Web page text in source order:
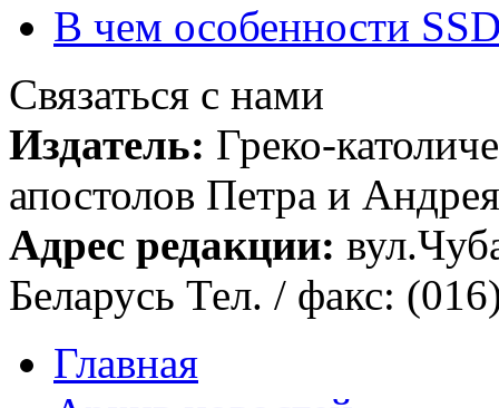
В чем особенности
Связаться с нами
Издатель: Греко-
апостолов Петра и
Адрес редакции:
Беларусь Тел. / факс:
Главная